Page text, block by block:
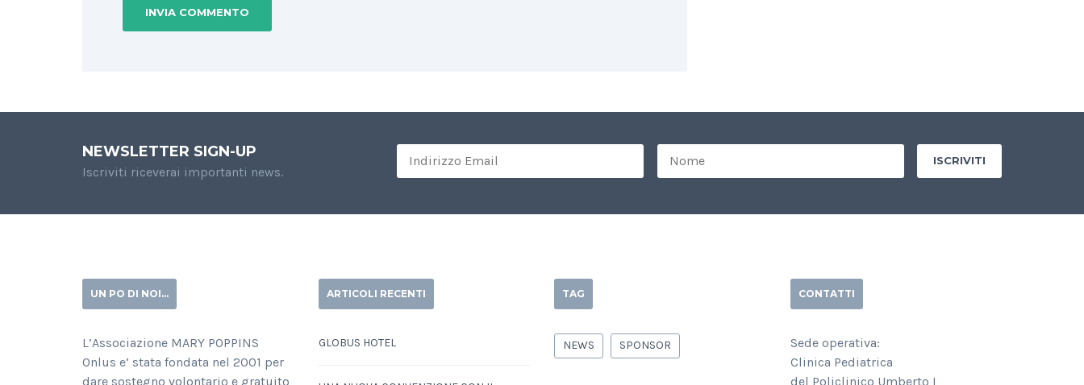
NEWSLETTER SIGN-UP
Iscriviti riceverai importanti news.
UN PO DI NOI…
L’Associazione MARY POPPINS
Onlus e’ stata fondata nel 2001 per
dare sostegno volontario e gratuito
ARTICOLI RECENTI
GLOBUS HOTEL
TAG
NEWS SPONSOR
CONTATTI
Sede operativa:
Clinica Pediatrica
del Policlinico Umberto I